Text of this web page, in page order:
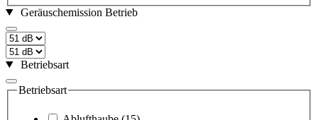
Geräuschemission Betrieb
Betriebsart
Betriebsart